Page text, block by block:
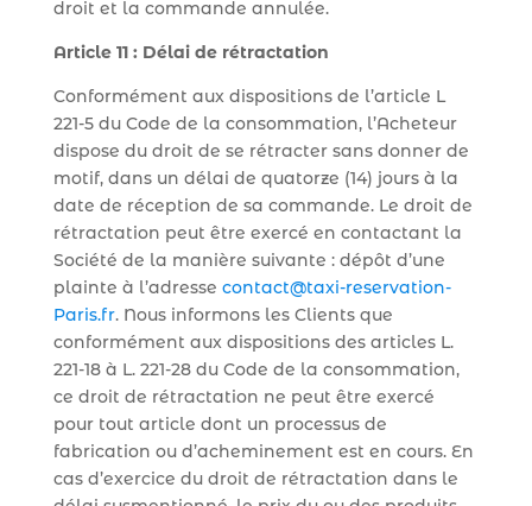
droit et la commande annulée.
Article 11 : Délai de rétractation
Conformément aux dispositions de l’article L
221-5 du Code de la consommation, l’Acheteur
dispose du droit de se rétracter sans donner de
motif, dans un délai de quatorze (14) jours à la
date de réception de sa commande. Le droit de
rétractation peut être exercé en contactant la
Société de la manière suivante : dépôt d’une
plainte à l’adresse contact@taxi-reservation-
Paris.fr. Nous informons les Clients que
conformément aux dispositions des articles L.
221-18 à L. 221-28 du Code de la consommation,
ce droit de rétractation ne peut être exercé
pour tout article dont un processus de
fabrication ou d’acheminement est en cours. En
cas d’exercice du droit de rétractation dans le